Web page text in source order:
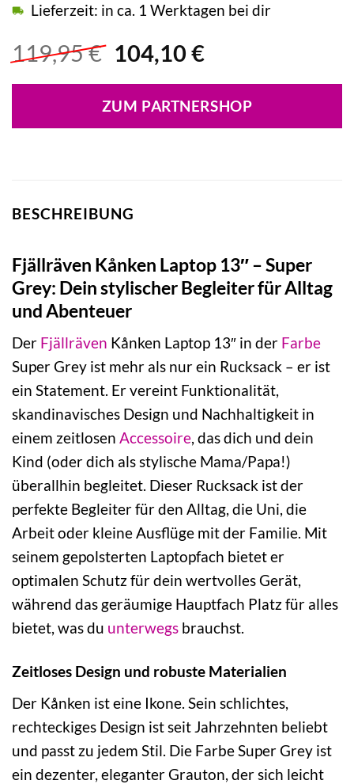
119,95€ Ursprünglicher
war:
119,95 €
104,10 €Aktueller
ist:
104,10 €.
Lieferzeit: in ca. 1 Werktagen bei dir
ZUM PARTNERSHOP
BESCHREIBUNG
Fjällräven Kånken Laptop 13″ – Super
Grey: Dein stylischer Begleiter für Alltag
und Abenteuer
Der Fjällräven Kånken Laptop 13″ in der Farbe
Super Grey ist mehr als nur ein Rucksack – er ist
ein Statement. Er vereint Funktionalität,
skandinavisches Design und Nachhaltigkeit in
einem zeitlosen Accessoire, das dich und dein
Kind (oder dich als stylische Mama/Papa!)
überallhin begleitet. Dieser Rucksack ist der
perfekte Begleiter für den Alltag, die Uni, die
Arbeit oder kleine Ausflüge mit der Familie. Mit
seinem gepolsterten Laptopfach bietet er
optimalen Schutz für dein wertvolles Gerät,
während das geräumige Hauptfach Platz für alles
bietet, was du unterwegs brauchst.
Zeitloses Design und robuste Materialien
Der Kånken ist eine Ikone. Sein schlichtes,
rechteckiges Design ist seit Jahrzehnten beliebt
und passt zu jedem Stil. Die Farbe Super Grey ist
ein dezenter, eleganter Grauton, der sich leicht